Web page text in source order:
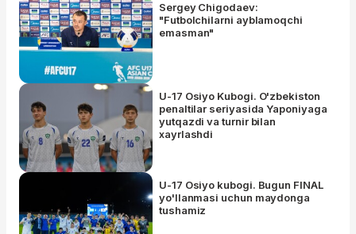
Sergey Chigodaev:
"Futbolchilarni ayblamoqchi
emasman"
U-17 Osiyo Kubogi. O'zbekiston
penaltilar seriyasida Yaponiyaga
yutqazdi va turnir bilan
xayrlashdi
U-17 Osiyo kubogi. Bugun FINAL
yo'llanmasi uchun maydonga
tushamiz